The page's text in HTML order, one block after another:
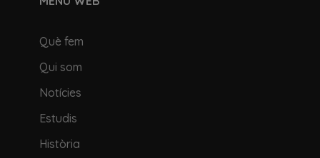
Què fem
Qui som
Notícies
Estudis
Història